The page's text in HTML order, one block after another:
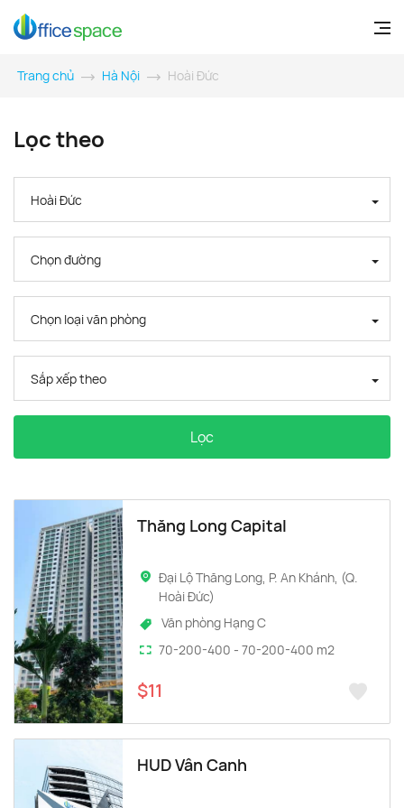
Trang chủ Hà Nội Hoài Đức
Lọc theo
Hoài Đức
Chọn đường
Chọn loại văn phòng
Sắp xếp theo
Lọc
Thăng Long Capital
Đại Lộ Thăng Long, P. An Khánh, (Q.
Hoài Đức)
Văn phòng Hạng C
70-200-400 - 70-200-400 m2
$11
HUD Vân Canh